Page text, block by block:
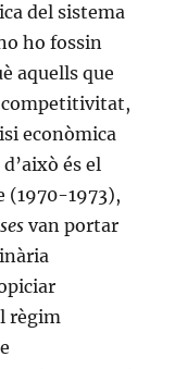
del sistema
ho fossin
aquells que
competitivitat,
econòmica
és el
(1970-1973),
van portar
règim